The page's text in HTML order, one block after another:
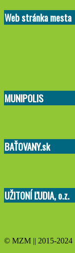
08-
18
Web stránka mesta
MUNIPOLIS
BAŤOVANY.sk
UŽITONÍ ĽUDIA, o.z.
© MZM || 2015-2024